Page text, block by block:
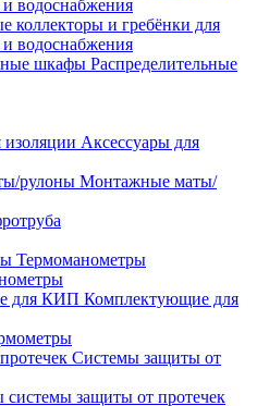
коллекторы и гребёнки для
водоснабжения
Распределительные
Аксессуары для
Монтажные маты/
Термоманометры
Комплектующие для
Системы защиты от